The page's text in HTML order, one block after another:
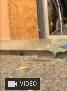
VIDEO